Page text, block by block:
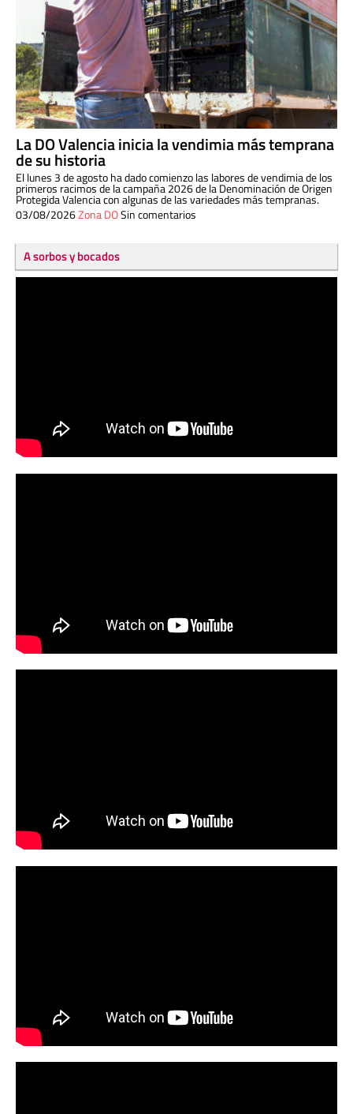
La DO Valencia inicia la vendimia más temprana
de su historia
El lunes 3 de agosto ha dado comienzo las labores de vendimia de los
primeros racimos de la campaña 2026 de la Denominación de Origen
Protegida Valencia con algunas de las variedades más tempranas.
03/08/2026Zona DOSin comentarios
A sorbos y bocados